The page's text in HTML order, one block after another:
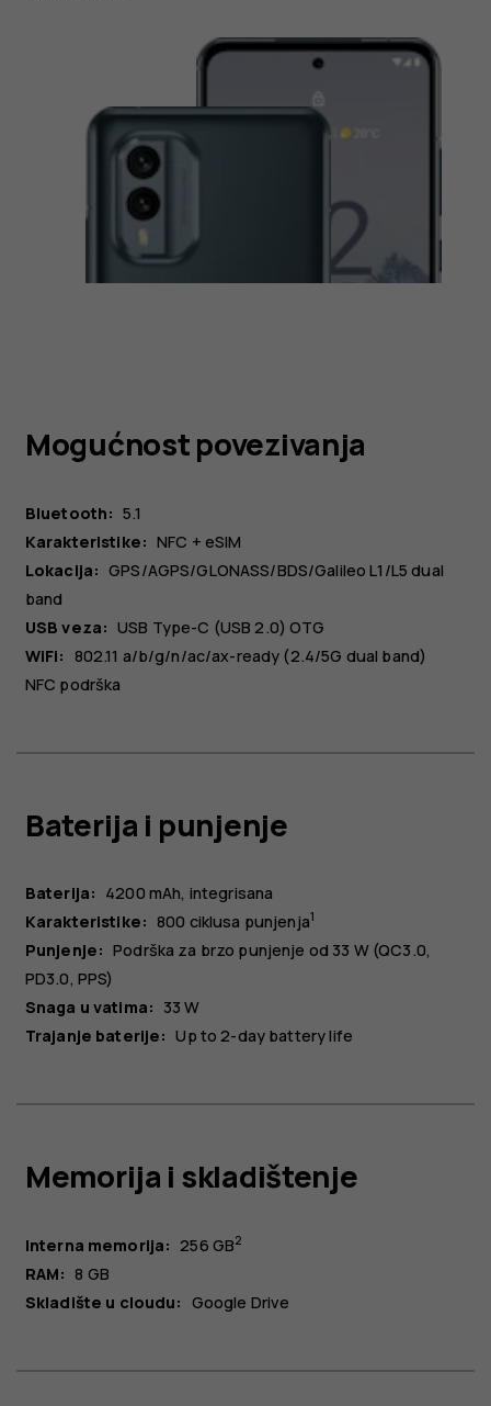
Mogućnost povezivanja
Bluetooth: 5.1
Karakteristike: NFC + eSIM
Lokacija: GPS/AGPS/GLONASS/BDS/Galileo L1/L5 dual
band
USB veza: USB Type-C (USB 2.0) OTG
WiFi: 802.11 a/b/g/n/ac/ax-ready (2.4/5G dual band)
NFC podrška
Baterija i punjenje
Baterija: 4200 mAh integrisana
Karakteristike: 800 ciklusa punjenja1
Punjenje: Podrška za brzo punjenje od 33 W (QC3.0,
PD3.0, PPS)
Snaga u vatima: 33 W
Trajanje baterije: Up to 2-day battery life
Memorija i skladištenje
Interna memorija: 256 GB2
RAM: 8 GB
Skladište u cloudu: Google Drive